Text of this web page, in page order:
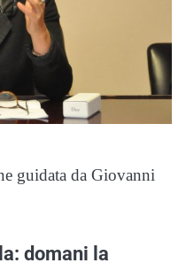
guidata da Giovanni
domani la